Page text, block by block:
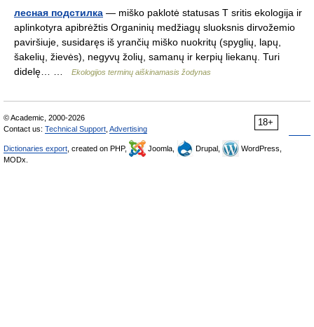
лесная подстилка — miško paklotė statusas T sritis ekologija ir
aplinkotyra apibrėžtis Organinių medžiagų sluoksnis dirvožemio
paviršiuje, susidaręs iš yrančių miško nuokritų (spyglių, lapų,
šakelių, žievės), negyvų žolių, samanų ir kerpių liekanų. Turi
didelę… …
Ekologijos terminų aiškinamasis žodynas
18+
© Academic, 2000-2026
Contact us: Technical Support Advertising
Dictionaries export , created on PHP, Joomla, Drupal,
WordPress,
MODx.